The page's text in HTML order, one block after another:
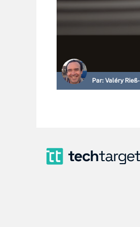
Par: Valéry